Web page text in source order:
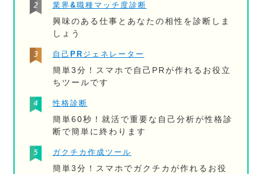
業界&職種マッチ度診断
興味のある仕事とあなたの相性を診断しま
しょう
自己PRジェネレーター
簡単3分！スマホで自己PRが作れるお役立
ちツールです
性格診断
簡単60秒！就活で重要な自己分析が性格診
断で簡単に終わります
ガクチカ作成ツール
簡単3分！スマホでガクチカが作れるお役